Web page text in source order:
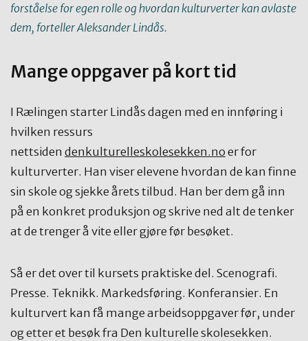
forståelse for egen rolle og hvordan kulturverter kan avlaste
dem, forteller Aleksander Lindås.
Mange oppgaver på kort tid
I Rælingen starter Lindås dagen med en innføring i
hvilken ressurs
nettsiden denkulturelleskolesekken.noer for
kulturverter. Han viser elevene hvordan de kan finne
sin skole og sjekke årets tilbud. Han ber dem gå inn
på en konkret produksjon og skrive ned alt de tenker
at de trenger å vite eller gjøre før besøket.
Så er det over til kursets praktiske del. Scenografi.
Presse. Teknikk. Markedsføring. Konferansier. En
kulturvert kan få mange arbeidsoppgaver før, under
og etter et besøk fra Den kulturelle skolesekken.